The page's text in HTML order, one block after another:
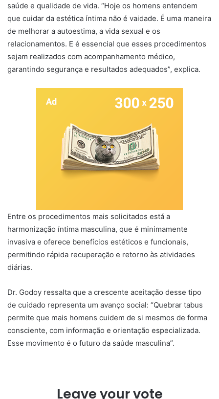
saúde e qualidade de vida. “Hoje os homens entendem
que cuidar da estética íntima não é vaidade. É uma maneira
de melhorar a autoestima, a vida sexual e os
relacionamentos. E é essencial que esses procedimentos
sejam realizados com acompanhamento médico,
garantindo segurança e resultados adequados”, explica.
Entre os procedimentos mais solicitados está a
harmonização íntima masculina, que é minimamente
invasiva e oferece benefícios estéticos e funcionais,
permitindo rápida recuperação e retorno às atividades
diárias.
Dr. Godoy ressalta que a crescente aceitação desse tipo
de cuidado representa um avanço social: “Quebrar tabus
permite que mais homens cuidem de si mesmos de forma
consciente, com informação e orientação especializada.
Esse movimento é o futuro da saúde masculina”.
Leave your vote